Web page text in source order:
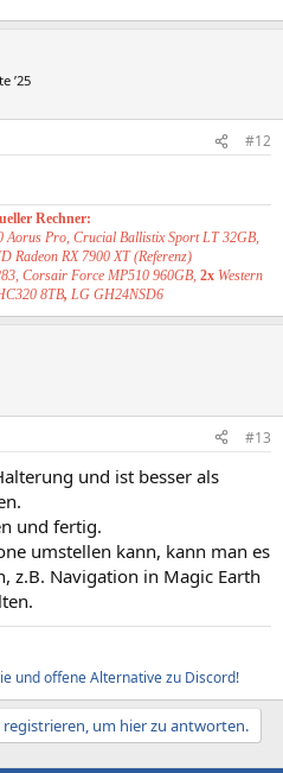
’25
#12
Rechner:
Aorus Pro, Crucial Ballistix Sport LT 32GB,
Radeon RX 7900 XT (Referenz)
Corsair Force MP510 960GB, 2x Western
8TB, LG GH24NSD6
#13
und ist besser als
und fertig.
umstellen kann, kann man es
z.B. Navigation in Magic Earth
und offene Alternative zu Discord!
um hier zu antworten.